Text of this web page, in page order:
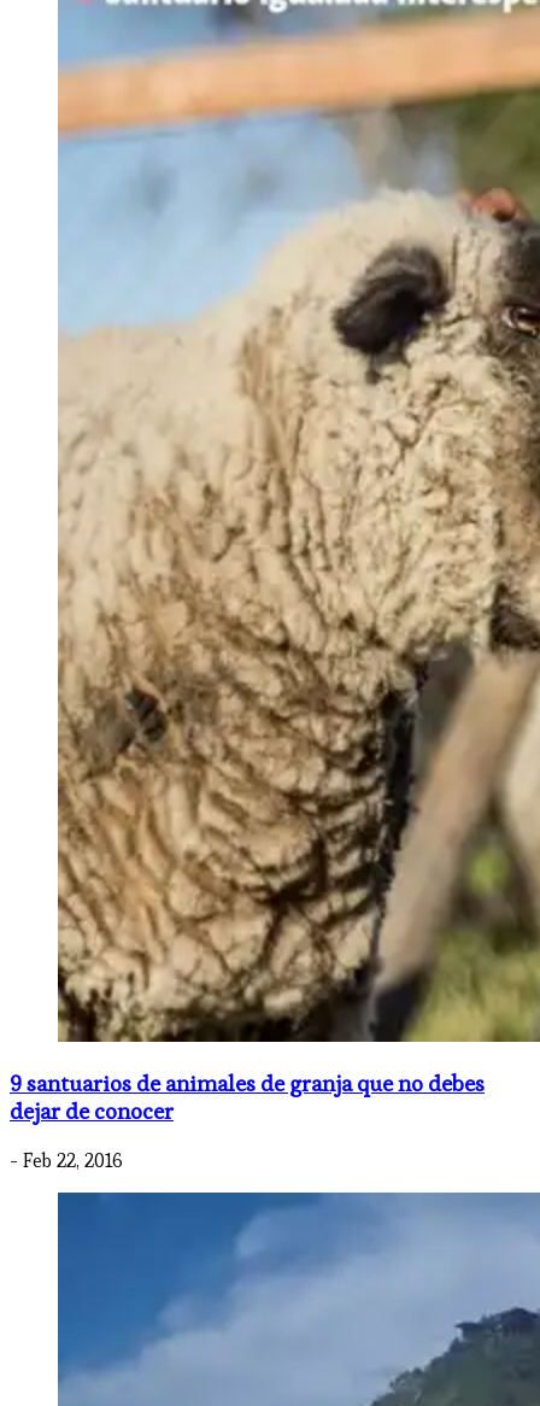
9 santuarios de animales de granja que no debes
dejar de conocer
- Feb 22, 2016